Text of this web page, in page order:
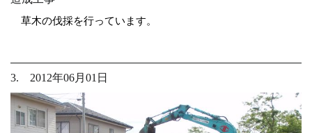
草木の伐採を行っています。
3. 2012年06月01日